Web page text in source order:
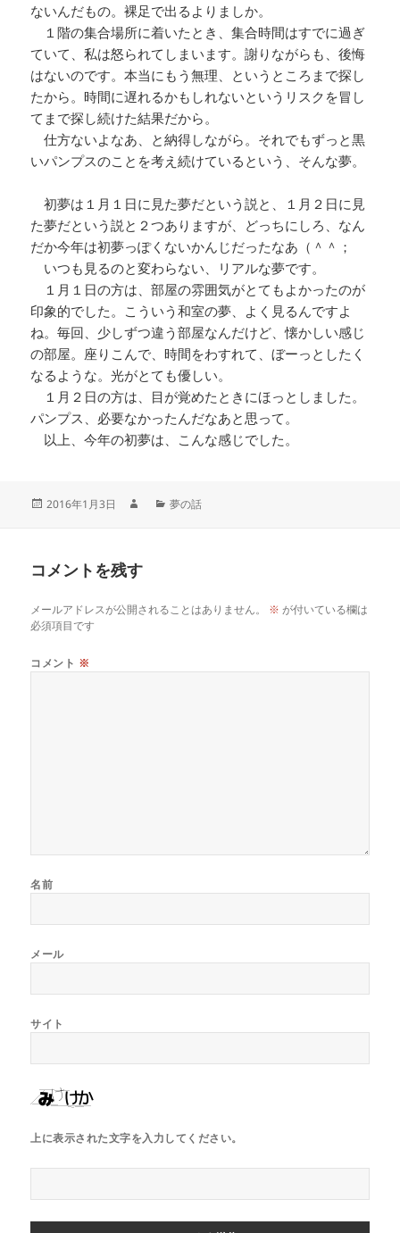
ないんだもの。裸足で出るよりましか。
１階の集合場所に着いたとき、集合時間はすでに過ぎ
ていて、私は怒られてしまいます。謝りながらも、後悔
はないのです。本当にもう無理、というところまで探し
たから。時間に遅れるかもしれないというリスクを冒し
てまで探し続けた結果だから。
仕方ないよなあ、と納得しながら。それでもずっと黒
いパンプスのことを考え続けているという、そんな夢。
初夢は１月１日に見た夢だという説と、１月２日に見
た夢だという説と２つありますが、どっちにしろ、なん
だか今年は初夢っぽくないかんじだったなあ（＾＾；
いつも見るのと変わらない、リアルな夢です。
１月１日の方は、部屋の雰囲気がとてもよかったのが
印象的でした。こういう和室の夢、よく見るんですよ
ね。毎回、少しずつ違う部屋なんだけど、懐かしい感じ
の部屋。座りこんで、時間をわすれて、ぼーっとしたく
なるような。光がとても優しい。
１月２日の方は、目が覚めたときにほっとしました。
パンプス、必要なかったんだなあと思って。
以上、今年の初夢は、こんな感じでした。
2016年1月3日 夢の話
コメントを残す
メールアドレスが公開されることはありません。 ※ が付いている欄は
必須項目です
コメント ※
名前
メール
サイト
上に表示された文字を入力してください。